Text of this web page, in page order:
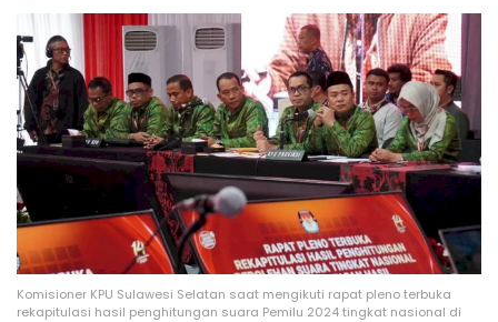
Komisioner KPU Sulawesi Selatan saat mengikuti rapat pleno terbuka
rekapitulasi hasil penghitungan suara Pemilu 2024 tingkat nasional di